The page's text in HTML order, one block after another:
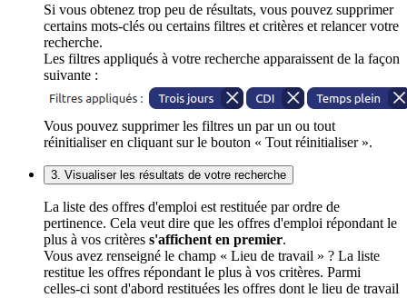
Si vous obtenez trop peu de résultats, vous pouvez supprimer
certains mots-clés ou certains filtres et critères et relancer votre
recherche.
Les filtres appliqués à votre recherche apparaissent de la façon
suivante :
Vous pouvez supprimer les filtres un par un ou tout
réinitialiser en cliquant sur le bouton « Tout réinitialiser ».
3. Visualiser les résultats de votre recherche
La liste des offres d'emploi est restituée par ordre de
pertinence. Cela veut dire que les offres d'emploi répondant le
plus à vos critères s'affichent en premier.
Vous avez renseigné le champ « Lieu de travail » ? La liste
restitue les offres répondant le plus à vos critères. Parmi
celles-ci sont d'abord restituées les offres dont le lieu de travail